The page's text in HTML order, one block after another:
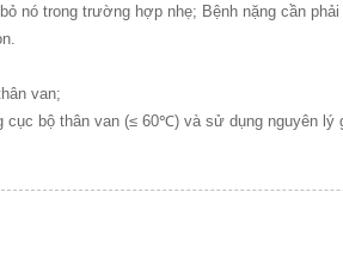
nó trong trường hợp nhẹ; Bệnh nặng cần phải
van;
bộ thân van (≤ 60℃) và sử dụng nguyên